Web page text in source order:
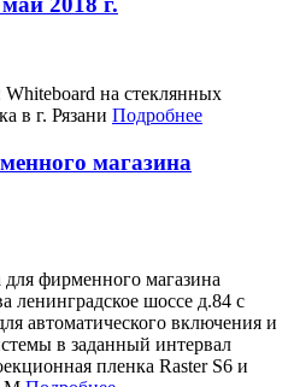
на стеклянных
в г. Рязани Подробнее
магазина
фирменного магазина
ленинградское шоссе д.84 с
автоматического включения и
в заданный интервал
пленка Raster S6 и